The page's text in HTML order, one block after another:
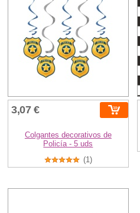
3,07 €
Colgantes decorativos de
Policía - 5 uds
(1)